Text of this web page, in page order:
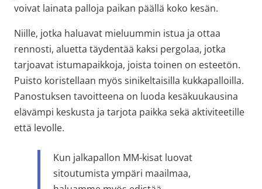
voivat lainata palloja paikan päällä koko kesän.
Niille, jotka haluavat mieluummin istua ja ottaa
rennosti, aluetta täydentää kaksi pergolaa, jotka
tarjoavat istumapaikkoja, joista toinen on esteetön.
Puisto koristellaan myös sinikeltaisilla kukkapalloilla.
Panostuksen tavoitteena on luoda kesäkuukausina
elävämpi keskusta ja tarjota paikka sekä aktiviteetille
että levolle.
Kun jalkapallon MM-kisat luovat
sitoutumista ympäri maailmaa,